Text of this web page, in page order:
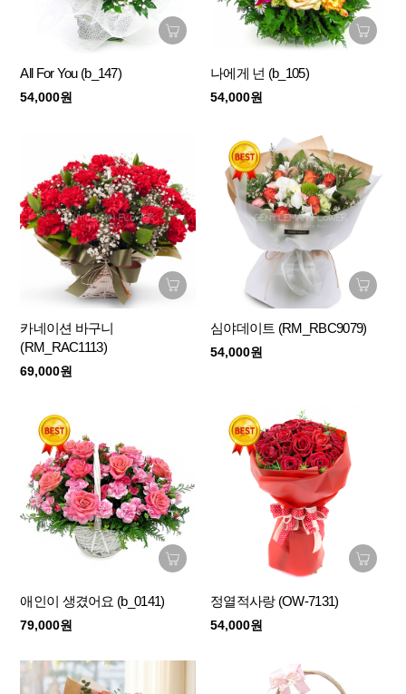
All For You (b_147)
54,000원
나에게 넌 (b_105)
54,000원
카네이션 바구니
(RM_RAC1113)
69,000원
심야데이트 (RM_RBC9079)
54,000원
애인이 생겼어요 (b_0141)
79,000원
정열적사랑 (OW-7131)
54,000원